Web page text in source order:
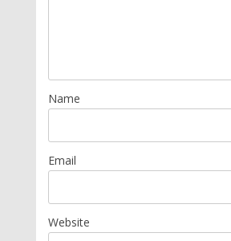
Name
Email
Website